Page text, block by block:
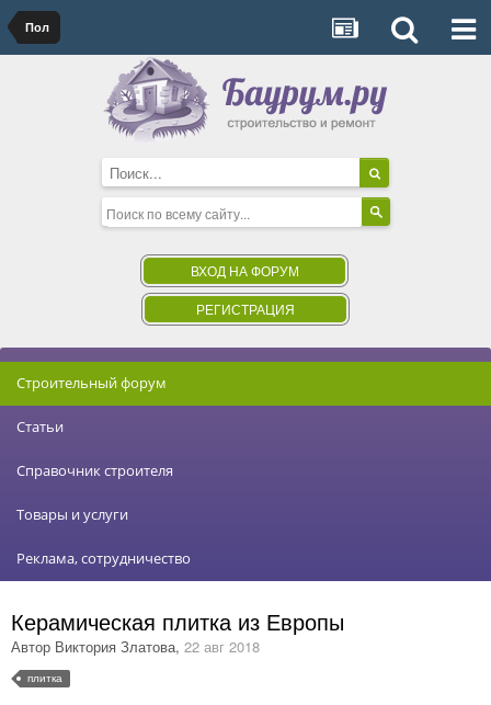
Пол
ВХОД НА ФОРУМ
РЕГИСТРАЦИЯ
Строительный форум
Статьи
Справочник строителя
Товары и услуги
Реклама, сотрудничество
Керамическая плитка из Европы
Автор Виктория Златова, 22 авг 2018
плитка